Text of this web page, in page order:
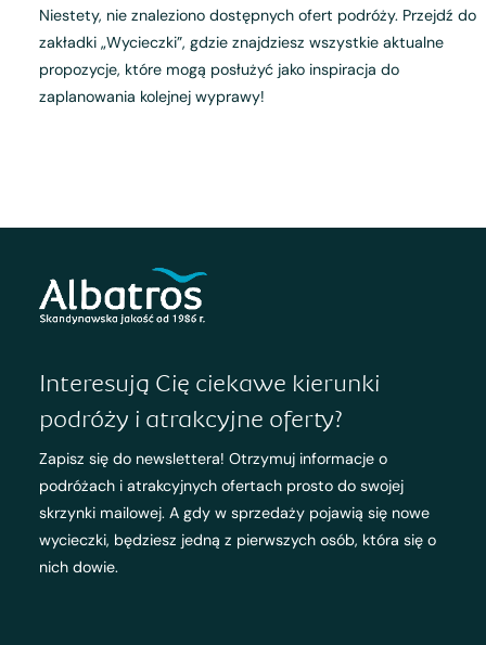
Niestety, nie znaleziono dostępnych ofert podróży. Przejdź do
zakładki „Wycieczki”, gdzie znajdziesz wszystkie aktualne
propozycje, które mogą posłużyć jako inspiracja do
zaplanowania kolejnej wyprawy!
Interesują Cię ciekawe kierunki
podróży i atrakcyjne oferty?
Zapisz się do newslettera! Otrzymuj informacje o
podróżach i atrakcyjnych ofertach prosto do swojej
skrzynki mailowej. A gdy w sprzedaży pojawią się nowe
wycieczki, będziesz jedną z pierwszych osób, która się o
nich dowie.